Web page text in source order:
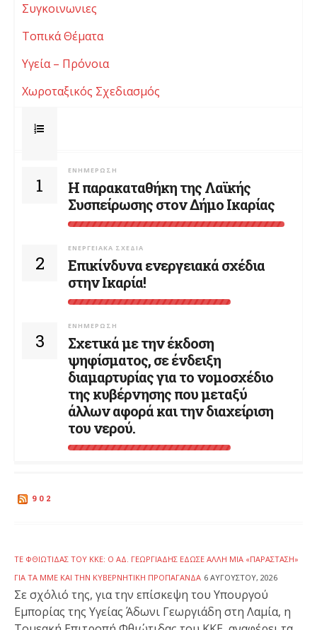
Συγκοινωνιες
Τοπικά Θέματα
Υγεία – Πρόνοια
Χωροταξικός Σχεδιασμός
1
ΕΝΗΜΈΡΩΣΗ
Η παρακαταθήκη της Λαϊκής
Συσπείρωσης στον Δήμο Ικαρίας
2
ΕΝΕΡΓΕΙΑΚΆ ΣΧΈΔΙΑ
Επικίνδυνα ενεργειακά σχέδια
στην Ικαρία!
3
ΕΝΗΜΈΡΩΣΗ
Σχετικά με την έκδοση
ψηφίσματος, σε ένδειξη
διαμαρτυρίας για το νομοσχέδιο
της κυβέρνησης που μεταξύ
άλλων αφορά και την διαχείριση
του νερού.
902
ΤΕ ΦΘΙΏΤΙΔΑΣ ΤΟΥ ΚΚΕ: Ο ΆΔ. ΓΕΩΡΓΙΆΔΗΣ ΈΔΩΣΕ ΆΛΛΗ ΜΙΑ «ΠΑΡΆΣΤΑΣΗ»
ΓΙΑ ΤΑ ΜΜΕ ΚΑΙ ΤΗΝ ΚΥΒΕΡΝΗΤΙΚΉ ΠΡΟΠΑΓΆΝΔΑ 6 ΑΥΓΟΎΣΤΟΥ, 2026
Σε σχόλιό της, για την επίσκεψη του Υπουργού
Εμπορίας της Υγείας Άδωνι Γεωργιάδη στη Λαμία, η